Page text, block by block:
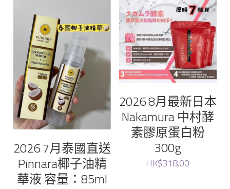
2026 7月泰國直送
Pinnara椰子油精
華液 容量：85ml
2026 8月最新日本
Nakamura 中村酵
素膠原蛋白粉
300g
HK$318.00